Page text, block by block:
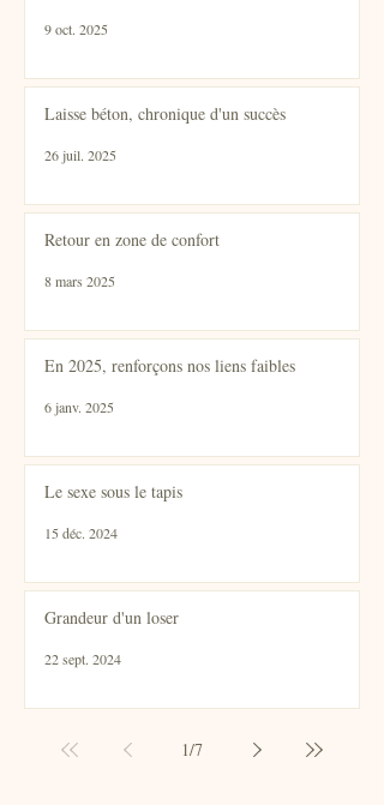
9 oct. 2025
Laisse béton, chronique d'un succès
26 juil. 2025
Retour en zone de confort
8 mars 2025
En 2025, renforçons nos liens faibles
6 janv. 2025
Le sexe sous le tapis
15 déc. 2024
Grandeur d'un loser
22 sept. 2024
1/7